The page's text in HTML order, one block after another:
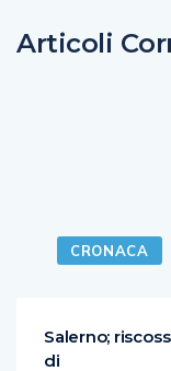
Articoli
CRONACA
Salerno;
di